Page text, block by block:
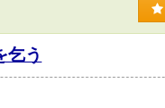
乞う